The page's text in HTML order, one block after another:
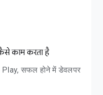
काम करता है
Play, सफल होने में डेवलपर